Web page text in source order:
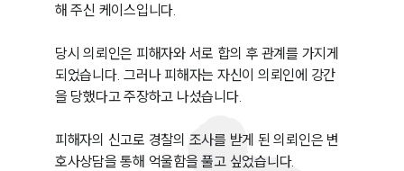
해 주신 케이스입니다.
당시 의뢰인은 피해자와 서로 합의 후 관계를 가지게
되었습니다. 그러나 피해자는 자신이 의뢰인에 강간
을 당했다고 주장하고 나섰습니다.
피해자의 신고로 경찰의 조사를 받게 된 의뢰인은 변
호사상담을 통해 억울함을 풀고 싶었습니다.